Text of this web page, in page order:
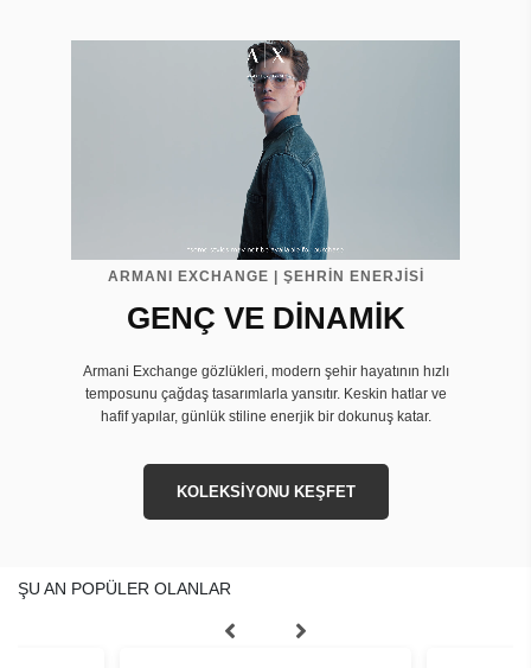
ARMANI EXCHANGE | ŞEHRİN ENERJİSİ
GENÇ VE DİNAMİK
Armani Exchange gözlükleri, modern şehir hayatının hızlı
temposunu çağdaş tasarımlarla yansıtır. Keskin hatlar ve
hafif yapılar, günlük stiline enerjik bir dokunuş katar.
KOLEKSİYONU KEŞFET
ŞU AN POPÜLER OLANLAR